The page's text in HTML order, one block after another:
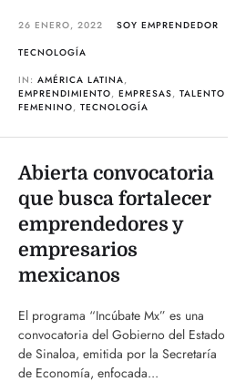
26 ENERO, 2022
SOY EMPRENDEDOR
TECNOLOGÍA
IN:AMÉRICA LATINA,
EMPRENDIMIENTO,EMPRESAS,TALENTO
FEMENINO,TECNOLOGÍA
Abierta convocatoria
que busca fortalecer
emprendedores y
empresarios
mexicanos
El programa “Incúbate Mx” es una
convocatoria del Gobierno del Estado
de Sinaloa, emitida por la Secretaría
de Economía, enfocada...